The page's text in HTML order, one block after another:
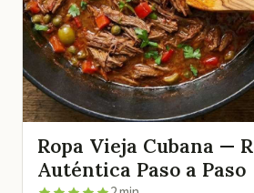
Ropa Vieja Cubana —
Auténtica Paso a Paso